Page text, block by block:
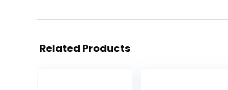
Related Products